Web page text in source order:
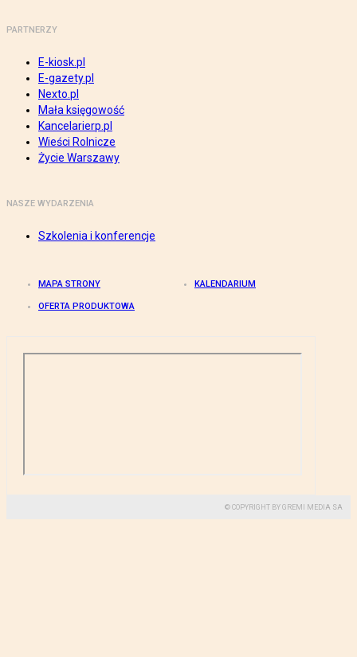
PARTNERZY
E-kiosk.pl
E-gazety.pl
Nexto.pl
Mała księgowość
Kancelarierp.pl
Wieści Rolnicze
Życie Warszawy
NASZE WYDARZENIA
Szkolenia i konferencje
MAPA STRONY KALENDARIUM
OFERTA PRODUKTOWA
© COPYRIGHT BY GREMI MEDIA SA